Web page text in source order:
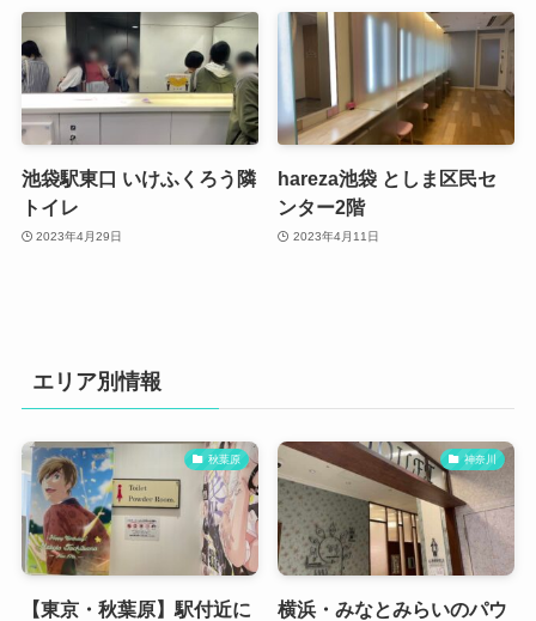
池袋駅東口 いけふくろう隣
トイレ
2023年4月29日
hareza池袋 としま区民セ
ンター2階
2023年4月11日
エリア別情報
秋葉原
【東京・秋葉原】駅付近に
神奈川
横浜・みなとみらいのパウ